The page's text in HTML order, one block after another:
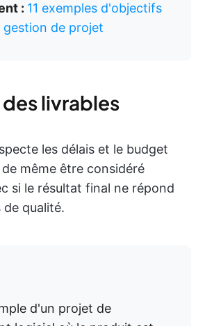
: 11 exemples d'objectifs
gestion de projet
livrables
les délais et le budget
même être considéré
si le résultat final ne répond
de qualité.
d'un projet de